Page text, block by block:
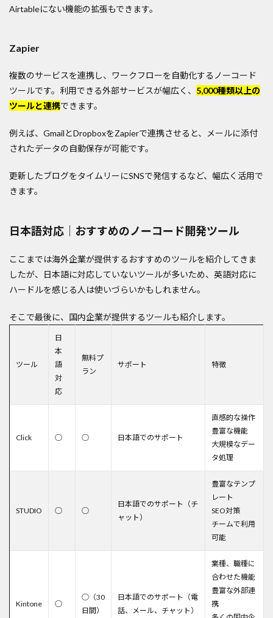
Airtableにない機能の拡張もできます。
Zapier
複数のサービスを連携し、ワークフローを自動化するノーコード
ツールです。利用できる外部サービスが幅広く、 5,000種類以上の
ツールと連携できます。
例えば、GmailとDropboxをZapierで連携させると、メールに添付
されたデータの自動保存が可能です。
更新したブログをタイムリーにSNSで発信するなど、幅広く活用で
きます。
日本語対応｜おすすめのノーコード開発ツール
ここまでは海外企業が提供するおすすめのツールを紹介してきま
したが、日本語に対応していないツールが多いため、英語対応に
ハードルを感じる人は使いづらいかもしれません。
そこで最後に、国内企業が提供するツールも紹介します。
ツール
日
本
語
対
応
無料プ
ラン
サポート 特徴
Click ○ ○ 日本語でのサポート
直感的な操作
豊富な機能
大規模なデー
タ処理
STUDIO ○ ○
日本語でのサポート（チ
ャット）
豊富なテンプ
レート
SEO対策
チームで利用
可能
Kintone ○
○（30
日間）
日本語でのサポート（電
話、メール、チャット）
業種、職種に
合わせた機能
豊富な外部連
携